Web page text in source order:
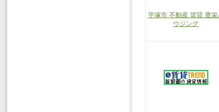
平塚市 不動産 賃貸 豊栄
ウジング